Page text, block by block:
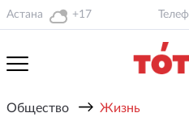
Астана +17
Общество → Жизнь